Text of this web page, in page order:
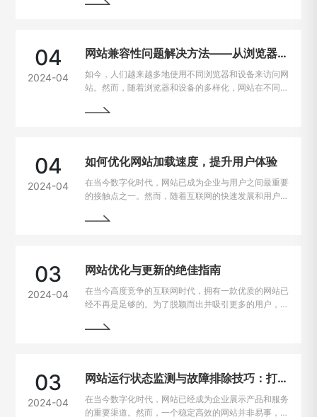
为构建门户网站的首选技术之一。
04
2024-04
网站兼容性问题解决方法——从浏览器到设备的完美适配
如今，人们越来越多地使用不同浏览器和设备来访问网
站。然而，随着浏览器和设备的多样化，网站在不同平
在电脑、手机、平板上都能有良好的使用体验，我们需
04
2024-04
如何优化网站加载速度，提升用户体验
在当今数字化时代，网站已成为企业与用户之间最重要
的接触点之一。然而，随着互联网的快速发展和用户需
重要因素。一般来说，如果一个网站的加载速度过慢，
验，成为了每个网站主的重要课题。
03
2024-04
网站优化与更新的绝佳指南
在当今高度竞争的互联网时代，拥有一款优质的网站已
经不再是足够的。为了脱颖而出并吸引更多的用户，持
如何进行网站的持续优化与更新，以帮助您实现网站的
03
2024-04
网站运行状态监测与故障排除技巧：打造稳定高效的在线平台
在当今数字化时代，网站已经成为企业展示产品和服务
的重要渠道。然而，一个稳定高效的网站并非易事，因